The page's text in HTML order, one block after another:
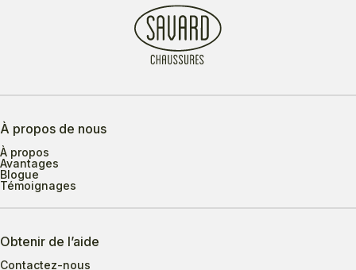
À propos de nous
À propos
Avantages
Blogue
Témoignages
Obtenir de l’aide
Contactez-nous